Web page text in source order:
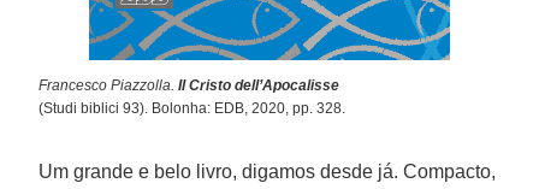
Francesco Piazzolla.Il Cristo dell’Apocalisse
(Studi biblici 93). Bolonha: EDB, 2020, pp. 328.
Um grande e belo livro, digamos desde já. Compacto,